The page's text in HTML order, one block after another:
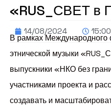
«RUS_СВЕТ в
14/08/2024 15:00
В рамках
этнической музыки
выпускники «НКО без
участниками проекта и
создавать и